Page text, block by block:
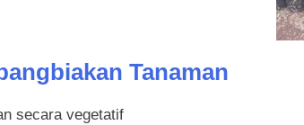
Tanaman
secara vegetatif